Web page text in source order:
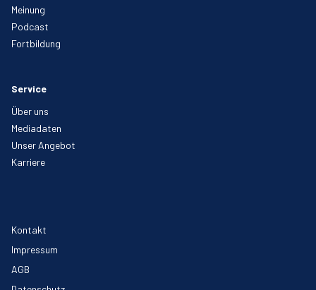
Meinung
Podcast
Fortbildung
Service
Über uns
Mediadaten
Unser Angebot
Karriere
Kontakt
Impressum
AGB